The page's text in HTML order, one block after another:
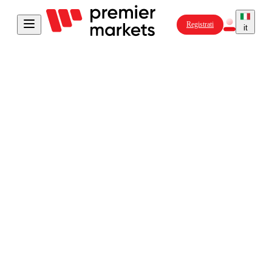
Registrati it